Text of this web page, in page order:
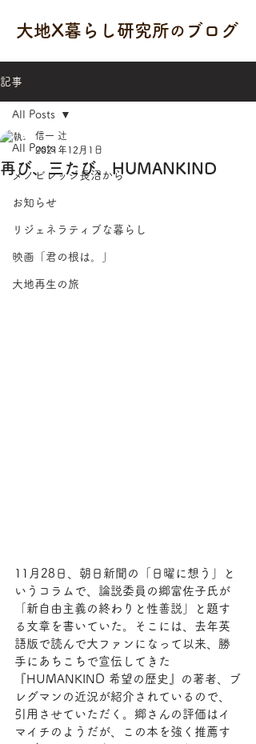
大地X暮らし研究所の ブログ
記事
All Posts
メノビレッジ長沼から
お知らせ
リジェネラティブな暮らし
映画「君の根は。」
大地再生の旅
All Posts
再び、三たび、HUMANKIND
信一 辻
2021年12月1日
11月28日、朝日新聞の「日曜に想う」と
いうコラムで、論説委員の郷富佐子氏が
「新自由主義の終わりと性善説」と題す
る文章を書いていた。そこには、去年英
語版で読んで大ファンになって以来、勝
手にあちこちで宣伝してきた
『HUMANKIND 希望の歴史』の著者、ブ
レグマンの近況が紹介されているので、
引用させていただく。郷さんの評価はイ
マイチのようだが、この本を強く推薦す